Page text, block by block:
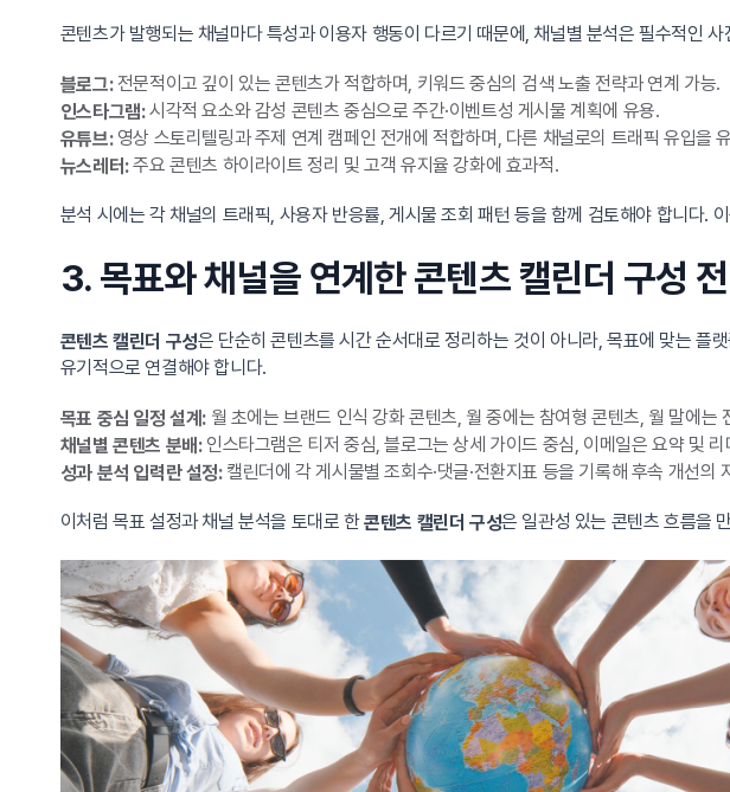
콘텐츠가 발행되는 채널마다 특성과 이용자 행동이 다르기 때문에, 채널별 분석은 필수적인
블로그:전문적이고 깊이 있는 콘텐츠가 적합하며, 키워드 중심의 검색 노출 전략과 연계 가능.
인스타그램:시각적 요소와 감성 콘텐츠 중심으로 주간·이벤트성 게시물 계획에 유용.
유튜브:영상 스토리텔링과 주제 연계 캠페인 전개에 적합하며, 다른 채널로의 트래픽 유입을
뉴스레터:주요 콘텐츠 하이라이트 정리 및 고객 유지율 강화에 효과적.
분석 시에는 각 채널의 트래픽, 사용자 반응률, 게시물 조회 패턴 등을 함께 검토해야 합니다.
3. 목표와 채널을 연계한 콘텐츠 캘린더 구성
콘텐츠 캘린더 구성은 단순히 콘텐츠를 시간 순서대로 정리하는 것이 아니라, 목표에 맞는 플
유기적으로 연결해야 합니다.
목표 중심 일정 설계:월 초에는 브랜드 인식 강화 콘텐츠, 월 중에는 참여형 콘텐츠, 월 말에는
채널별 콘텐츠 분배:인스타그램은 티저 중심, 블로그는 상세 가이드 중심, 이메일은 요약 및
성과 분석 입력란 설정:캘린더에 각 게시물별 조회수·댓글·전환지표 등을 기록해 후속 개선의
이처럼 목표 설정과 채널 분석을 토대로 한콘텐츠 캘린더 구성은 일관성 있는 콘텐츠 흐름을